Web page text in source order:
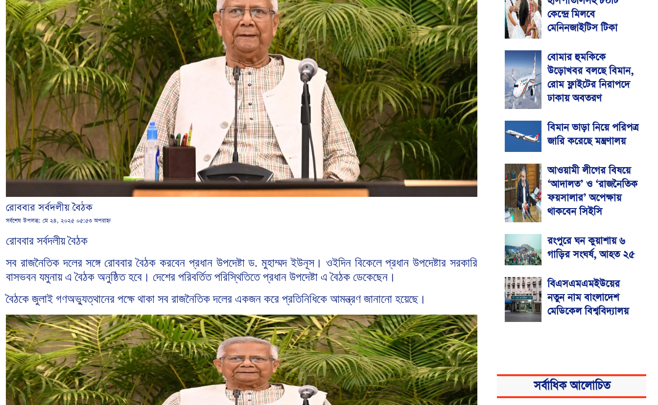
রোববার সর্বদলীয় বৈঠক
সর্বশেষ উপলব্ধ: মে ২৪, ২০২৫ ০৫:৫৩ অপরাহ্ন
রোববার সর্বদলীয় বৈঠক
সব রাজনৈতিক দলের সঙ্গে রোববার বৈঠক করবেন প্রধান উপদেষ্টা ড.মুহাম্মদ ইউনূস। ওইদিন বিকেলে প্রধান উপদেষ্টার সরকারি
বাসভবন যমুনায় এ বৈঠক অনুষ্ঠিত হবে। দেশের পরিবর্তিত পরিস্থিতিতে প্রধান উপদেষ্টা এ বৈঠক ডেকেছেন।
বৈঠকে জুলাই গণঅভ্যুত্থানের পক্ষে থাকা সব রাজনৈতিক দলের একজন করে প্রতিনিধিকে আমন্ত্রণ জানানো হয়েছে।
কেন্দ্রে মিলবে
মেনিনজাইটিস টিকা
বোমার হুমকিকে
উড়োখবর বলছে বিমান,
রোম ফ্লাইটের নিরাপদে
ঢাকায় অবতরণ
বিমান ভাড়া নিয়ে পরিপত্র
জারি করেছে মন্ত্রণালয়
আওয়ামী লীগের বিষয়ে
‘আদালত’ ও ‘রাজনৈতিক
ফয়সালার’ অপেক্ষায়
থাকবেন সিইসি
রংপুরে ঘন কুয়াশায় ৬
গাড়ির সংঘর্ষ, আহত ২৫
বিএসএমএমইউয়ের
নতুন নাম বাংলাদেশ
মেডিকেল বিশ্ববিদ্যালয়
সর্বাধিক আলোচিত